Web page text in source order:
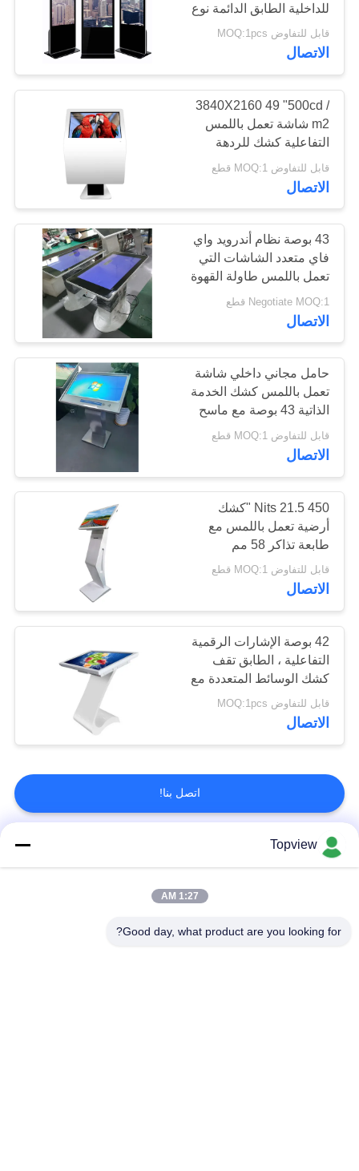
للداخلية الطابق الدائمة نوع
43 بوصة
قابل للتفاوض MOQ:1pcs
الاتصال
3840X2160 49 "500cd /
m2 شاشة تعمل باللمس
التفاعلية كشك للردهة
قابل للتفاوض MOQ:1 قطع
الاتصال
43 بوصة نظام أندرويد واي
فاي متعدد الشاشات التي
تعمل باللمس طاولة القهوة
الذكية التفاعلية
Negotiate MOQ:1 قطع
الاتصال
حامل مجاني داخلي شاشة
تعمل باللمس كشك الخدمة
الذاتية 43 بوصة مع ماسح
ضوئي QR
قابل للتفاوض MOQ:1 قطع
الاتصال
450 Nits 21.5 "كشك
أرضية تعمل باللمس مع
طابعة تذاكر 58 مم
قابل للتفاوض MOQ:1 قطع
الاتصال
42 بوصة الإشارات الرقمية
التفاعلية ، الطابق تقف
كشك الوسائط المتعددة مع
شاشة تعمل باللمس الأشعة
تحت الحمراء
قابل للتفاوض MOQ:1pcs
الاتصال
اتصل بنا!
فئات شعبية
الإشارات الرقمية
Topview
1:27 AM
Good day, what product are you looking for?